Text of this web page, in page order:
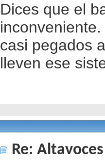
Dices que el
casi pegados
lleven ese
Re: